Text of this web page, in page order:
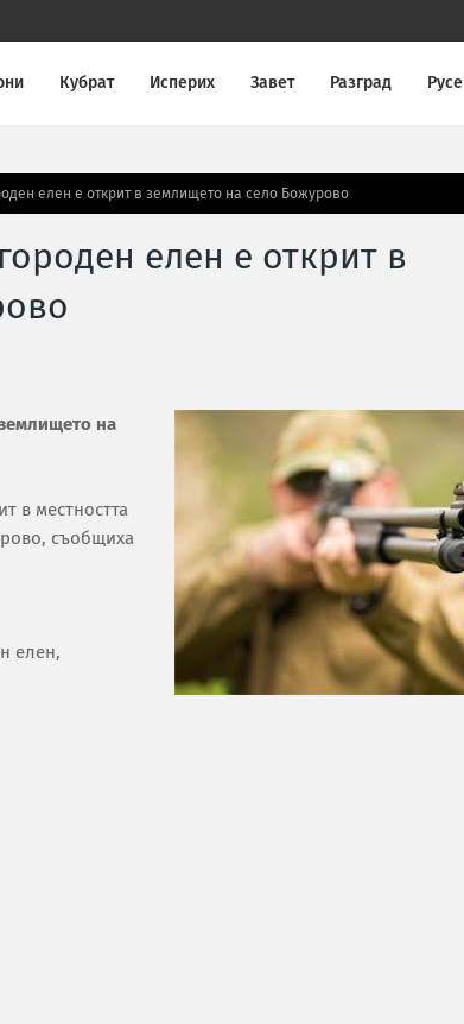
Кубрат Исперих Завет Разград Русе
елен е открит в землището на село Божурово
елен е открит в
на
в местността
съобщиха
елен,